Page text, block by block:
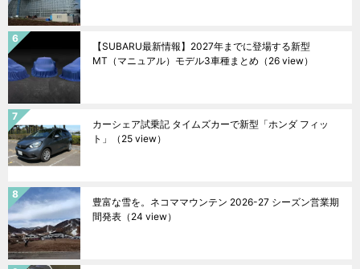
【SUBARU最新情報】2027年までに登場する新型
MT（マニュアル）モデル3車種まとめ （26 view）
カーシェア試乗記 タイムズカーで新型「ホンダ フィッ
ト」
（25 view）
豊富な雪を。ネコママウンテン 2026-27 シーズン営業期
間発表 （24 view）